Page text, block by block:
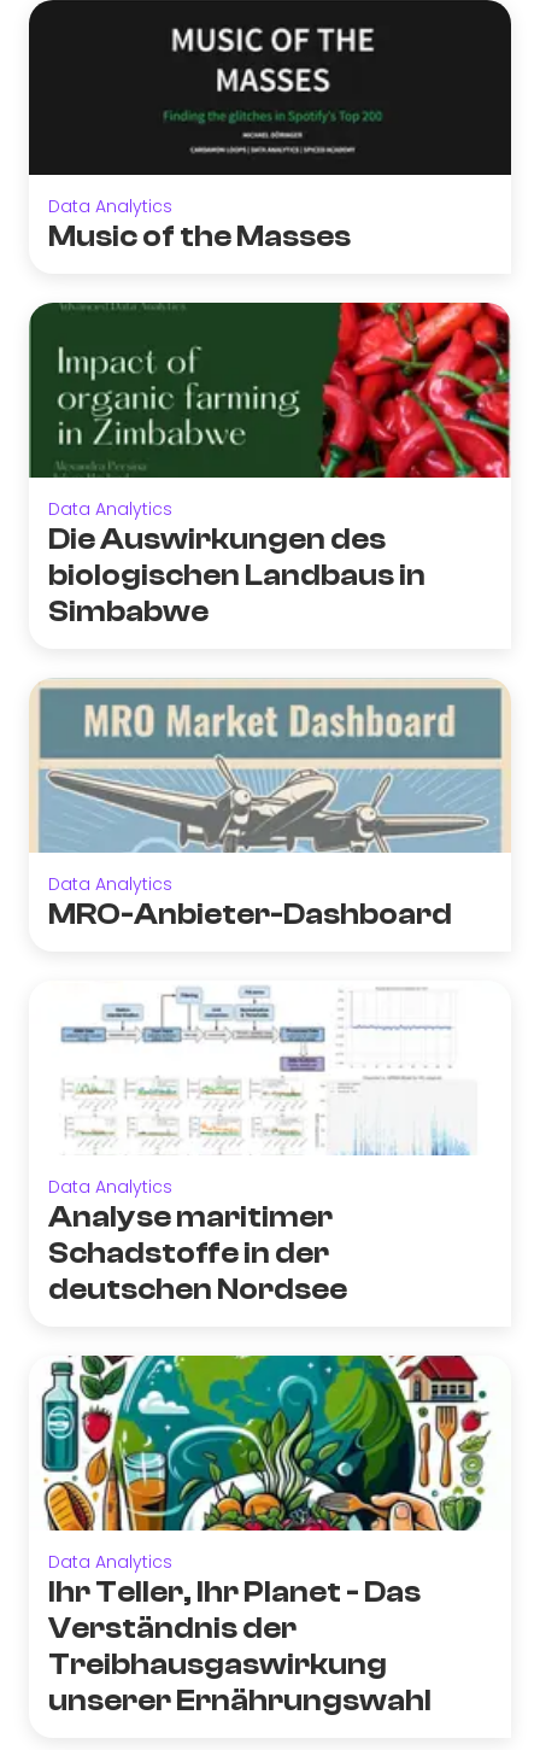
Data Analytics
Music of the Masses
Data Analytics
Die Auswirkungen des
biologischen Landbaus in
Simbabwe
Data Analytics
MRO-Anbieter-Dashboard
Data Analytics
Analyse maritimer
Schadstoffe in der
deutschen Nordsee
Data Analytics
Ihr Teller, Ihr Planet - Das
Verständnis der
Treibhausgaswirkung
unserer Ernährungswahl